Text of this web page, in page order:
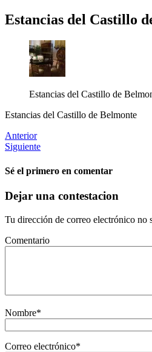
Estancias del Castillo
Estancias del Castillo de
Estancias del Castillo de Belmonte
Anterior
Siguiente
Sé el primero en comentar
Dejar una contestacion
Tu dirección de correo electrónico no
Comentario
Nombre*
Correo electrónico*